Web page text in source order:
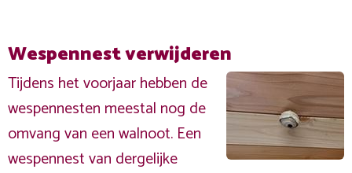
Wespennest verwijderen
Tijdens het voorjaar hebben de
wespennesten meestal nog de
omvang van een walnoot. Een
wespennest van dergelijke